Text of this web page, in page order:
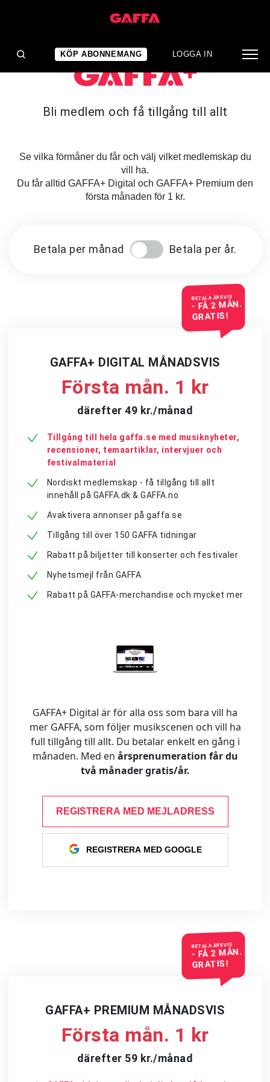
KÖP ABONNEMANG LOGGA IN
Bli medlem och få tillgång till allt
Se vilka förmåner du får och välj vilket medlemskap du
vill ha.
Du får alltid GAFFA+ Digital och GAFFA+ Premium den
första månaden för 1 kr.
Betala per månad Betala per år.
BETALA ÅRSVIS
- FÅ 2 MÅN.
GRATIS!
GAFFA+ DIGITAL MÅNADSVIS
Första mån. 1 kr
därefter 49 kr./månad
Tillgång till hela gaffa.se med musiknyheter,
recensioner, temaartiklar, intervjuer och
festivalmaterial
Nordiskt medlemskap - få tillgång till allt
innehåll på GAFFA.dk & GAFFA.no
Avaktivera annonser på gaffa.se
Tillgång till över 150 GAFFA tidningar
Rabatt på biljetter till konserter och festivaler
Nyhetsmejl från GAFFA
Rabatt på GAFFA-merchandise och mycket mer
GAFFA+ Digital är för alla oss som bara vill ha
mer GAFFA, som följer musikscenen och vill ha
full tillgång till allt. Du betalar enkelt en gång i
månaden. Med en årsprenumeration får du
två månader gratis/år.
REGISTRERA MED MEJLADRESS
REGISTRERA MED GOOGLE
BETALA ÅRSVIS
- FÅ 2 MÅN.
GRATIS!
GAFFA+ PREMIUM MÅNADSVIS
Första mån. 1 kr
därefter 59 kr./månad